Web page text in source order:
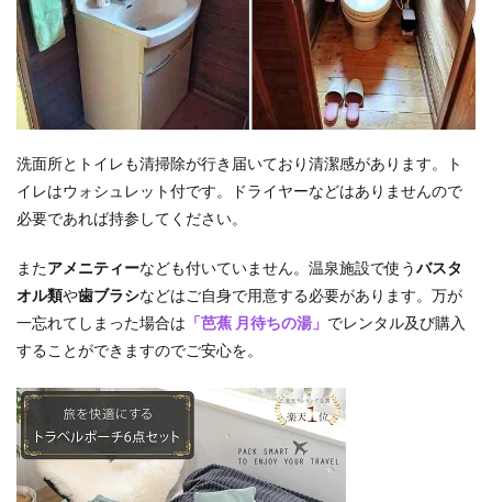
洗面所とトイレも清掃除が行き届いており清潔感があります。ト
イレはウォシュレット付です。ドライヤーなどはありませんので
必要であれば持参してください。
またアメニティーなども付いていません。温泉施設で使う バスタ
オル類や歯ブラシなどはご自身で用意する必要があります。万が
一忘れてしまった場合は 「芭蕉 月待ちの湯」 でレンタル及び購入
することができますのでご安心を。